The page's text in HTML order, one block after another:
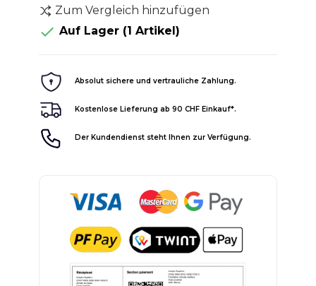
Zum Vergleich hinzufügen
 Auf Lager (1 Artikel)
Absolut sichere und vertrauliche Zahlung.
Kostenlose Lieferung ab 90 CHF Einkauf*.
Der Kundendienst steht Ihnen zur Verfügung.